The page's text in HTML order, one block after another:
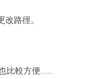
路徑。
比較方便.....